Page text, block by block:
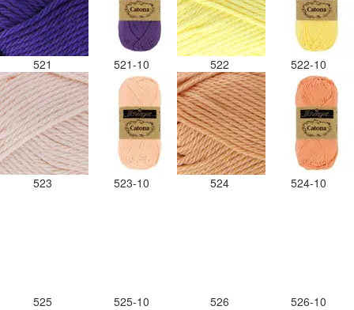
521 521-10 522 522-10
523 523-10 524 524-10
525 525-10 526 526-10